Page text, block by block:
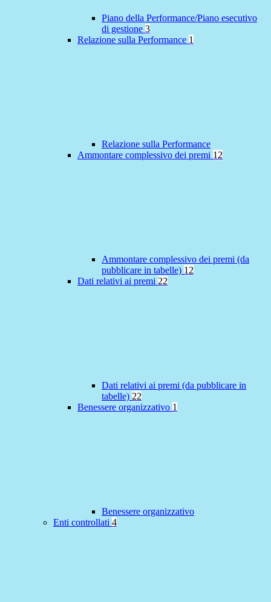
Piano della Performance/Piano esecutivo
di gestione 3
Relazione sulla Performance 1
Relazione sulla Performance
Ammontare complessivo dei premi 12
Ammontare complessivo dei premi (da
pubblicare in tabelle) 12
Dati relativi ai premi 22
Dati relativi ai premi (da pubblicare in
tabelle) 22
Benessere organizzativo 1
Benessere organizzativo
Enti controllati 4